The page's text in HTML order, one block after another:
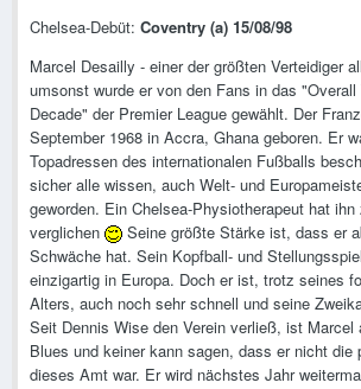
Chelsea-Debüt: Coventry (a) 15/08/98
Marcel Desailly - einer der größten Verteidiger
umsonst wurde er von den Fans in das
Decade" der Premier League gewählt. Der
September 1968 in Accra, Ghana geboren. Er
Topadressen des internationalen Fußballs
sicher alle wissen, auch Welt- und
geworden. Ein Chelsea-Physiotherapeut hat
verglichen
Seine größte Stärke ist, dass er
Schwäche hat. Sein Kopfball- und
einzigartig in Europa. Doch er ist, trotz seines
Alters, auch noch sehr schnell und seine
Seit Dennis Wise den Verein verließ, ist Marcel
Blues und keiner kann sagen, dass er nicht die
dieses Amt war. Er wird nächstes Jahr